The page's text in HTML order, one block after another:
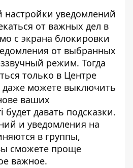
уведомлений
от важных дел в
с экрана блокировки
от выбранных
режим. Тогда
только в Центре
можете выключить
ваших
давать подсказки.
и уведомления на
в группы,
сможете проще
важное.